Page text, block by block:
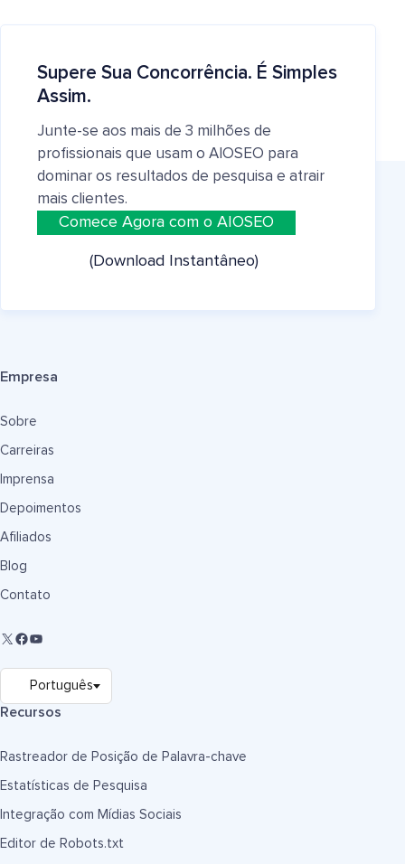
Supere Sua Concorrência. É Simples
Assim.
Junte-se aos mais de 3 milhões de
profissionais que usam o AIOSEO para
dominar os resultados de pesquisa e atrair
mais clientes.
Comece Agora com o AIOSEO
(Download Instantâneo)
Empresa
Sobre
Carreiras
Imprensa
Depoimentos
Afiliados
Blog
Contato
Recursos
Rastreador de Posição de Palavra-chave
Estatísticas de Pesquisa
Integração com Mídias Sociais
Editor de Robots.txt